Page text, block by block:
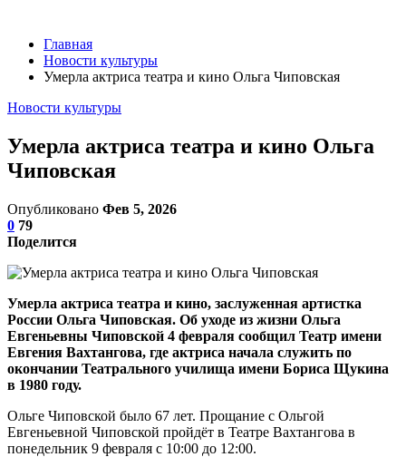
Главная
Новости культуры
Умерла актриса театра и кино Ольга Чиповская
Новости культуры
Умерла актриса театра и кино Ольга
Чиповская
Опубликовано Фев 5, 2026
0 79
Поделится
Умерла актриса театра и кино, заслуженная артистка
России Ольга Чиповская. Об уходе из жизни Ольга
Евгеньевны Чиповской 4 февраля сообщил Театр имени
Евгения Вахтангова, где актриса начала служить по
окончании Театрального училища имени Бориса Щукина
в 1980 году.
Ольге Чиповской было 67 лет. Прощание с Ольгой
Евгеньевной Чиповской пройдёт в Театре Вахтангова в
понедельник 9 февраля с 10:00 до 12:00.